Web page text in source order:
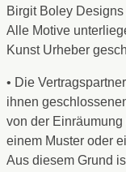
Birgit Boley
Alle Motive
Kunst Urheber
• Die
ihnen
von der
einem Muster oder
Aus diesem Grund